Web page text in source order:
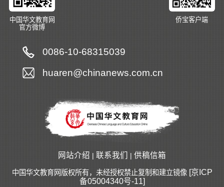
中国华文教育网
官方微博
侨宝客户端
0086-10-68315039
huaren@chinanews.com.cn
网站介绍 | 联系我们 | 供稿信箱
中国华文教育网版权所有，未经授权禁止复制和建立镜像 [京ICP
备05004340号-11]